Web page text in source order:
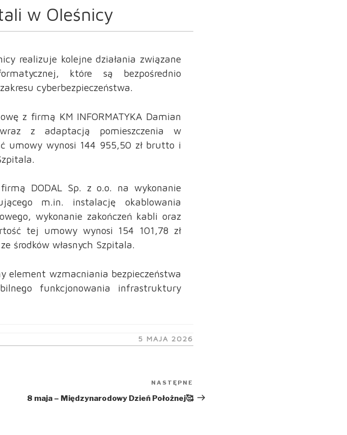
w Oleśnicy
realizuje kolejne działania związane
które są bezpośrednio
cyberbezpieczeństwa.
z firmą KM INFORMATYKA Damian
z adaptacją pomieszczenia w
umowy wynosi 144 955,50 zł brutto i
DODAL Sp. z o.o. na wykonanie
m.in. instalację okablowania
wykonanie zakończeń kabli oraz
tej umowy wynosi 154 101,78 zł
środków własnych Szpitala.
element wzmacniania bezpieczeństwa
funkcjonowania infrastruktury
OPUBLIKOWANE
W
5 MAJA 2026
wpis
NASTĘPNE
8 maja – Międzynarodowy Dzień Położnej🥰